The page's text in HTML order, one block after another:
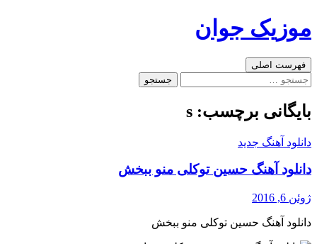
به
موزیک جوان
جست‌وجو
فهرست اصلی
جستجو
بایگانی برچسب: s
دانلود آهنگ جدید
دانلود آهنگ حسین توکلی منو ببخش
ژوئن 6, 2016
دانلود آهنگ حسین توکلی منو ببخش